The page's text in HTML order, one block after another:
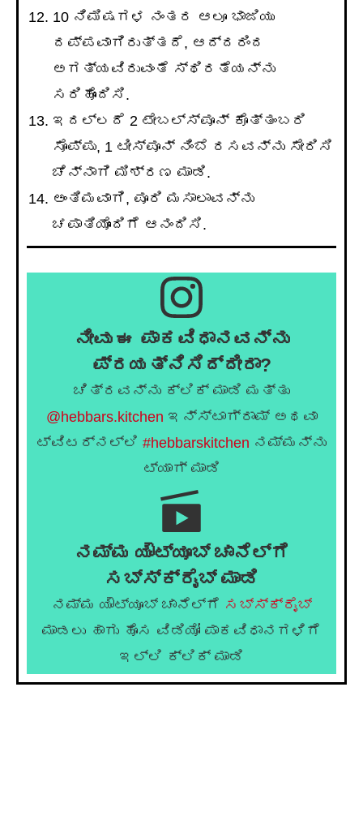
10 ನಿಮಿಷಗಳ ನಂತರ ಆಲೂ ಭಾಜಿಯು
ದಪ್ಪವಾಗಿರುತ್ತದೆ, ಆದ್ದರಿಂದ
ಅಗತ್ಯವಿರುವಂತೆ ಸ್ಥಿರತೆಯನ್ನು
ಸರಿಹೊಂದಿಸಿ.
ಇದಲ್ಲದೆ 2 ಟೇಬಲ್ಸ್ಪೂನ್ ಕೊತ್ತಂಬರಿ
ಸೊಪ್ಪು, 1 ಟೀಸ್ಪೂನ್ ನಿಂಬೆ ರಸವನ್ನು ಸೇರಿಸಿ
ಚೆನ್ನಾಗಿ ಮಿಶ್ರಣ ಮಾಡಿ.
ಅಂತಿಮವಾಗಿ, ಪೂರಿ ಮಸಾಲಾವನ್ನು
ಚಪಾತಿಯೊಂದಿಗೆ ಆನಂದಿಸಿ.
ನೀವು ಈ ಪಾಕವಿಧಾನವನ್ನು
ಪ್ರಯತ್ನಿಸಿದ್ದೀರಾ?
ಚಿತ್ರವನ್ನು ಕ್ಲಿಕ್ ಮಾಡಿ ಮತ್ತು
@hebbars.kitchen ಇನ್ಸ್ಟಾಗ್ರಾಮ್ ಅಥವಾ
ಟ್ವಿಟರ್‌ನಲ್ಲಿ #hebbarskitchen ನಮ್ಮನ್ನು
ಟ್ಯಾಗ್ ಮಾಡಿ
ನಮ್ಮ ಯೌಟ್ಯೂಬ್ ಚಾನೆಲ್ಗೆ
ಸಬ್ಸ್ಕ್ರೈಬ್ ಮಾಡಿ
ನಮ್ಮ ಯೌಟ್ಯೂಬ್ ಚಾನೆಲ್ಗೆ ಸಬ್ಸ್ಕ್ರೈಬ್
ಮಾಡಲು ಹಾಗು ಹೊಸ ವಿಡಿಯೋ ಪಾಕವಿಧಾನಗಳಿಗೆ
ಇಲ್ಲಿ ಕ್ಲಿಕ್ ಮಾಡಿ